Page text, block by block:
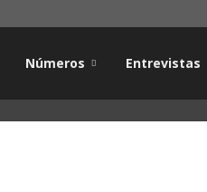
Números Entrevistas